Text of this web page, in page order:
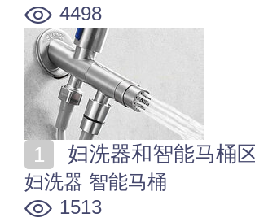
4498
妇洗器和智能马桶
妇洗器 智能马桶
1513